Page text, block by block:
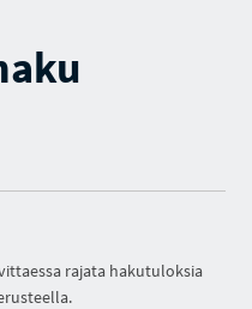
rajata hakutuloksia